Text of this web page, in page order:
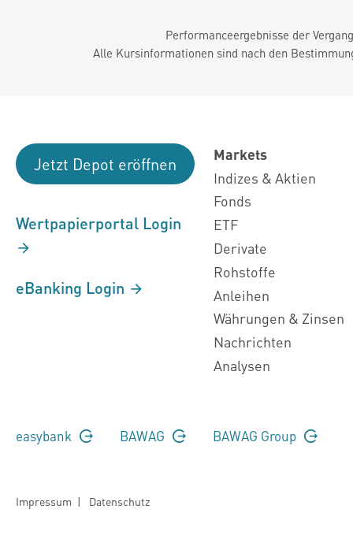
Performanceergebnisse der
Alle Kursinformationen sind nach den
Jetzt Depot eröffnen
Wertpapierportal Login
eBanking Login
Markets
Indizes & Aktien
Fonds
ETF
Derivate
Rohstoffe
Anleihen
Währungen & Zinsen
Nachrichten
Analysen
easybank BAWAG BAWAG Group
Impressum | Datenschutz